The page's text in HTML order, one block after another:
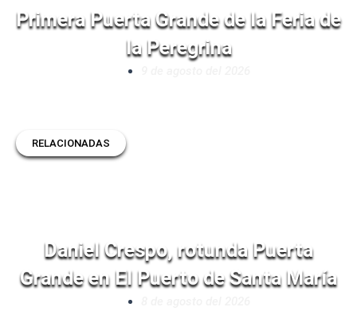
Primera Puerta Grande de la Feria de
la Peregrina
RELACIONADAS
Daniel Crespo, rotunda Puerta
Grande en El Puerto de Santa María